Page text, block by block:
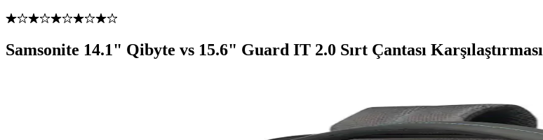
Samsonite 14.1" Qibyte vs 15.6" Guard IT 2.0 Sırt Çantası Karşılaştırması